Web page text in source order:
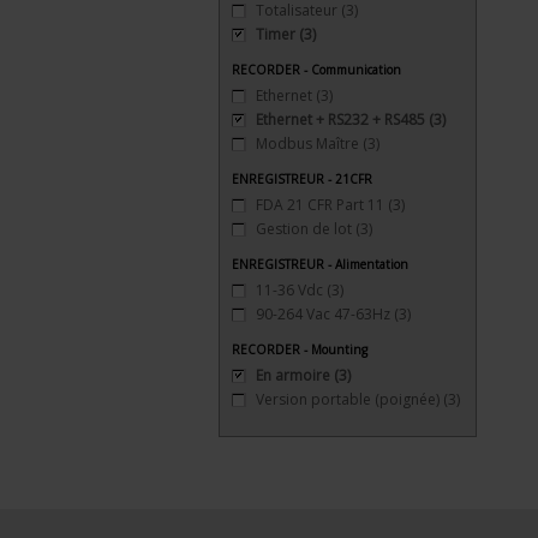
Totalisateur (3)
Timer (3)
RECORDER - Communication
Ethernet (3)
Ethernet + RS232 + RS485 (3)
Modbus Maître (3)
ENREGISTREUR - 21CFR
FDA 21 CFR Part 11 (3)
Gestion de lot (3)
ENREGISTREUR - Alimentation
11-36 Vdc (3)
90-264 Vac 47-63Hz (3)
RECORDER - Mounting
En armoire (3)
Version portable (poignée) (3)